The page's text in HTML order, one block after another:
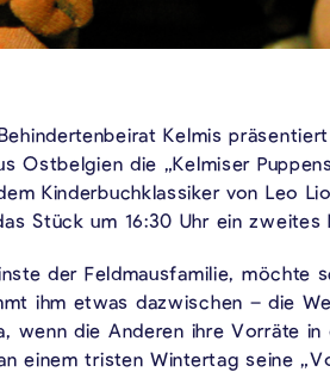
Kelmis
Ostbelgien die „Kelmiser
Kinderbuchklassiker von Leo
Stück um 16:30 Uhr ein zweites
der Feldmausfamilie,
ihm etwas dazwischen – die
wenn die Anderen ihre Vorräte
einem tristen Wintertag seine